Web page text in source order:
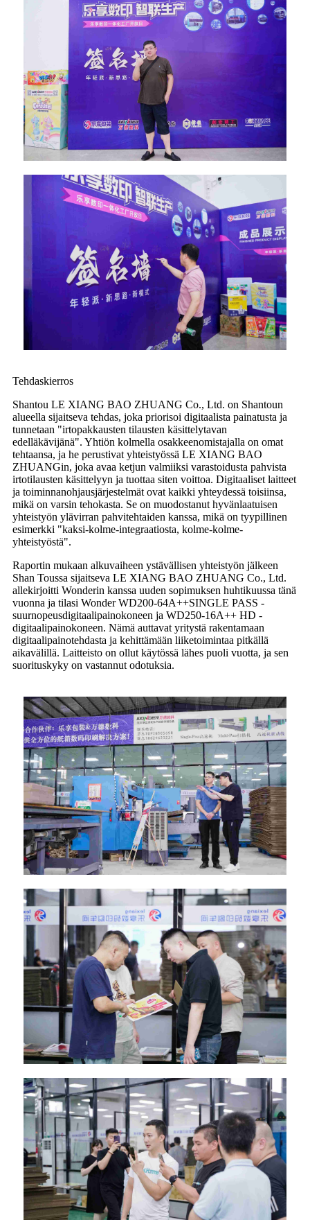
Tehdaskierros
Shantou LE XIANG BAO ZHUANG Co., Ltd. on Shantoun
alueella sijaitseva tehdas, joka priorisoi digitaalista painatusta ja
tunnetaan "irtopakkausten tilausten käsittelytavan
edelläkävijänä". Yhtiön kolmella osakkeenomistajalla on omat
tehtaansa, ja he perustivat yhteistyössä LE XIANG BAO
ZHUANGin, joka avaa ketjun valmiiksi varastoidusta pahvista
irtotilausten käsittelyyn ja tuottaa siten voittoa. Digitaaliset laitteet
ja toiminnanohjausjärjestelmät ovat kaikki yhteydessä toisiinsa,
mikä on varsin tehokasta. Se on muodostanut hyvänlaatuisen
yhteistyön ylävirran pahvitehtaiden kanssa, mikä on tyypillinen
esimerkki "kaksi-kolme-integraatiosta, kolme-kolme-
yhteistyöstä".
Raportin mukaan alkuvaiheen ystävällisen yhteistyön jälkeen
Shan Toussa sijaitseva LE XIANG BAO ZHUANG Co., Ltd.
allekirjoitti Wonderin kanssa uuden sopimuksen huhtikuussa tänä
vuonna ja tilasi Wonder WD200-64A++SINGLE PASS -
suurnopeusdigitaalipainokoneen ja WD250-16A++ HD -
digitaalipainokoneen. Nämä auttavat yritystä rakentamaan
digitaalipainotehdasta ja kehittämään liiketoimintaa pitkällä
aikavälillä. Laitteisto on ollut käytössä lähes puoli vuotta, ja sen
suorituskyky on vastannut odotuksia.